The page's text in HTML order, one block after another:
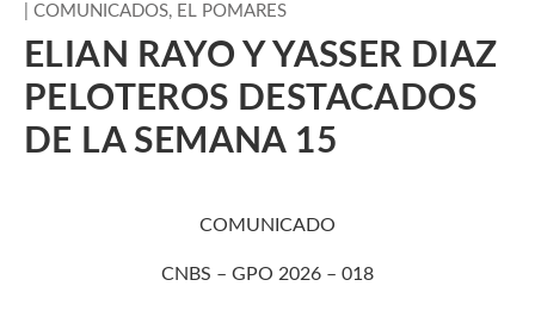
COMUNICADOS, EL POMARES
ELIAN RAYO Y YASSER DIAZ
PELOTEROS DESTACADOS
DE LA SEMANA 15
COMUNICADO
CNBS – GPO 2026 – 018